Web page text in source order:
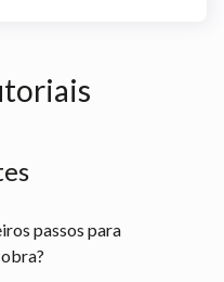
passos para